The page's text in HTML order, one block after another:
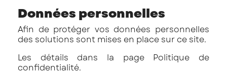
Données personnelles
Afin de protéger vos données personnelles
des solutions sont mises en place sur ce site.
Les détails dans la page Politique de
confidentialité.